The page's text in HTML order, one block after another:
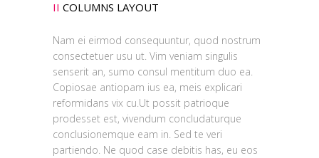
II COLUMNS LAYOUT
Nam ei eirmod consequuntur, quod nostrum
consectetuer usu ut. Vim veniam singulis
senserit an, sumo consul mentitum duo ea.
Copiosae antiopam ius ea, meis explicari
reformidans vix cu.Ut possit patrioque
prodesset est, vivendum concludaturque
conclusionemque eam in. Sed te veri
partiendo. Ne quod case debitis has, eu eos